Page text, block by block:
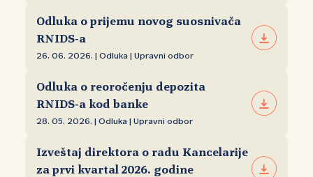
Odluka o prijemu novog suosnivača
RNIDS‑a
26. 06. 2026. | Odluka | Upravni odbor
Odluka o reoročenju depozita
RNIDS‑a kod banke
28. 05. 2026. | Odluka | Upravni odbor
Izveštaj direktora o radu Kancelarije
za prvi kvartal 2026. godine